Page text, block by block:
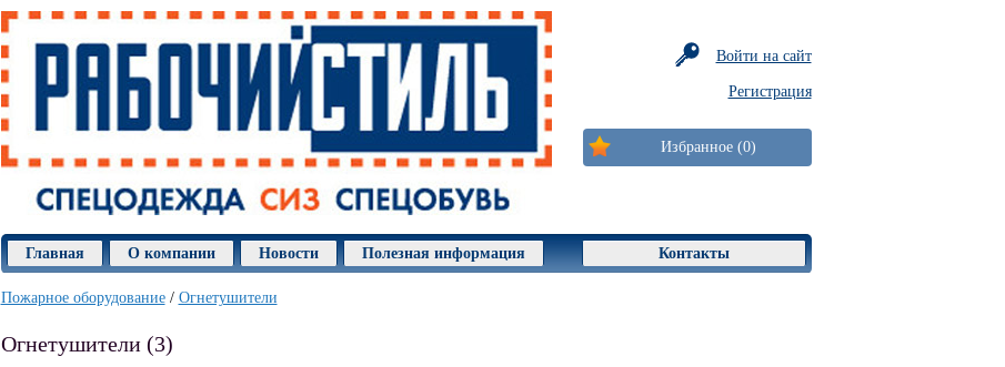
Войти на сайт
Регистрация
Избранное (0)
Главная О компании Новости Полезная информация Контакты
Пожарное оборудование/ Огнетушители
Огнетушители (3)